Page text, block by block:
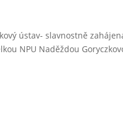
ústav- slavnostně
NPU Naděždou